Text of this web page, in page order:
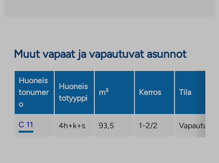
Muut vapaat ja vapautuvat asunnot
Huoneis
tonumer
o
Huoneis
totyyppi
m² Kerros Tila
C 11 4h+k+s 93,5 1-2/2